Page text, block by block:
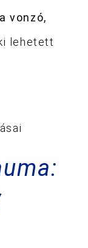
vonzó,
lehetett